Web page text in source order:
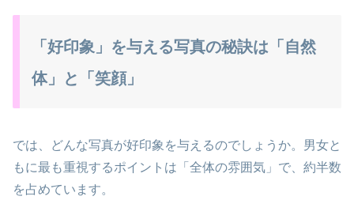
「好印象」を与える写真の秘訣は「自然
体」と「笑顔」
では、どんな写真が好印象を与えるのでしょうか。男女と
もに最も重視するポイントは「全体の雰囲気」で、約半数
を占めています。